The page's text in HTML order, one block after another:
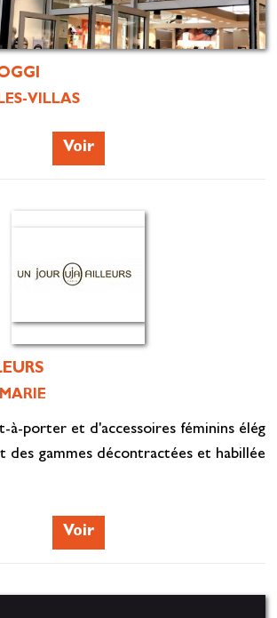
VILLAS
Voir
à-porter et d'accessoires féminins élég
des gammes décontractées et habillée
Voir